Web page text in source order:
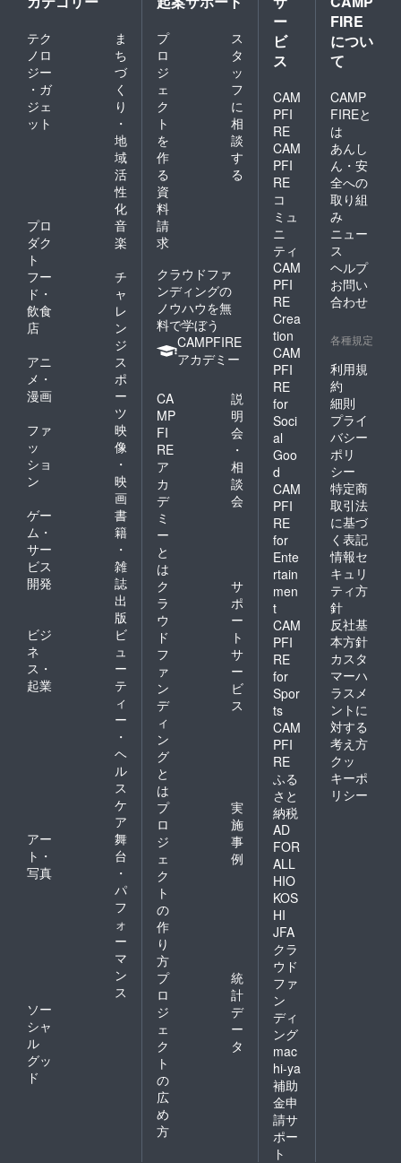
テク
ノロ
ジー
・ガ
ジェ
ット
ま
ち
づ
く
り
・
地
域
活
性
化
プロ
ダク
ト
音
楽
フー
ド・
飲食
店
チ
ャ
レ
ン
ジ
アニ
メ・
漫画
ス
ポ
ー
ツ
ファ
ッ
ショ
ン
映
像
・
映
画
ゲー
ム・
サー
ビス
開発
書
籍
・
雑
誌
出
版
ビジ
ネ
ス・
起業
ビ
ュ
ー
テ
ィ
ー
・
ヘ
ル
ス
ケ
ア
アー
ト・
写真
舞
台
・
パ
フ
ォ
ー
マ
ン
ス
ソー
シャ
ル
グッ
ド
プ
ロ
ジ
ェ
ク
ト
を
作
る
ス
タ
ッ
フ
に
相
談
す
る
資
料
請
求
クラウドファ
ンディングの
ノウハウを無
料で学ぼう
CAMPFIRE
アカデミー
CA
MP
FI
RE
ア
カ
デ
ミ
ー
と
は
説
明
会
・
相
談
会
ク
ラ
ウ
ド
フ
ァ
ン
デ
ィ
ン
グ
と
は
サ
ポ
ー
ト
サ
ー
ビ
ス
プ
ロ
ジ
ェ
ク
ト
の
作
り
方
実
施
事
例
プ
ロ
ジ
ェ
ク
ト
の
広
め
方
統
計
デ
ー
タ
ー
ビ
ス
CAM
PFI
RE
CAM
PFI
RE
コ
ミュ
ニ
ティ
CAM
PFI
RE
Crea
tion
CAM
PFI
RE
for
Soci
al
Goo
d
CAM
PFI
RE
for
Ente
rtain
men
t
CAM
PFI
RE
for
Spor
ts
CAM
PFI
RE
ふる
さと
納税
AD
FOR
ALL
HIO
KOS
HI
JFA
クラ
ウド
ファ
ン
ディ
ング
mac
hi-ya
補助
金申
請サ
ポー
ト
FIRE
につい
て
CAMP
FIREと
は
あんし
ん・安
全への
取り組
み
ニュー
ス
ヘルプ
お問い
合わせ
各種規定
利用規
約
細則
プライ
バシー
ポリ
シー
特定商
取引法
に基づ
く表記
情報セ
キュリ
ティ方
針
反社基
本方針
カスタ
マーハ
ラスメ
ントに
対する
考え方
クッ
キーポ
リシー